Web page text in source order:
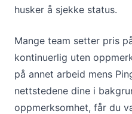
husker å sjekke status.
Mange team setter pris
kontinuerlig uten
på annet arbeid mens
nettstedene dine i
oppmerksomhet, får du